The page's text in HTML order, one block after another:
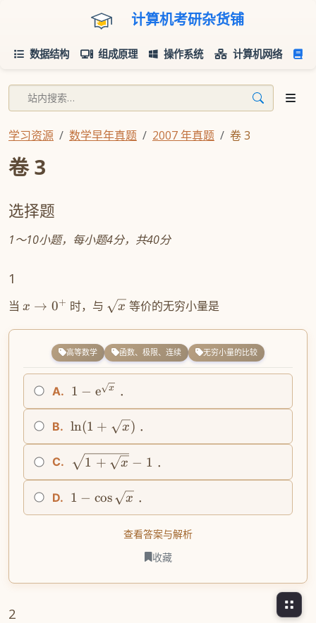
计算机考研杂货铺
数据结构 组成原理 操作系统 计算机网络
学习资源 数学早年真题 2007 年真题 卷 3
卷 3
选择题
1～10小题，每小题4分，共40分
1
当 x → 0+ 时，与 x等价的无穷小量是
高等数学 函数、极限、连续 无穷小量的比较
A. 1 − e x ．
B. ln(1 + x) ．
C. 1 + x − 1 ．
D. 1 − cos x ．
查看答案与解析
收藏
2